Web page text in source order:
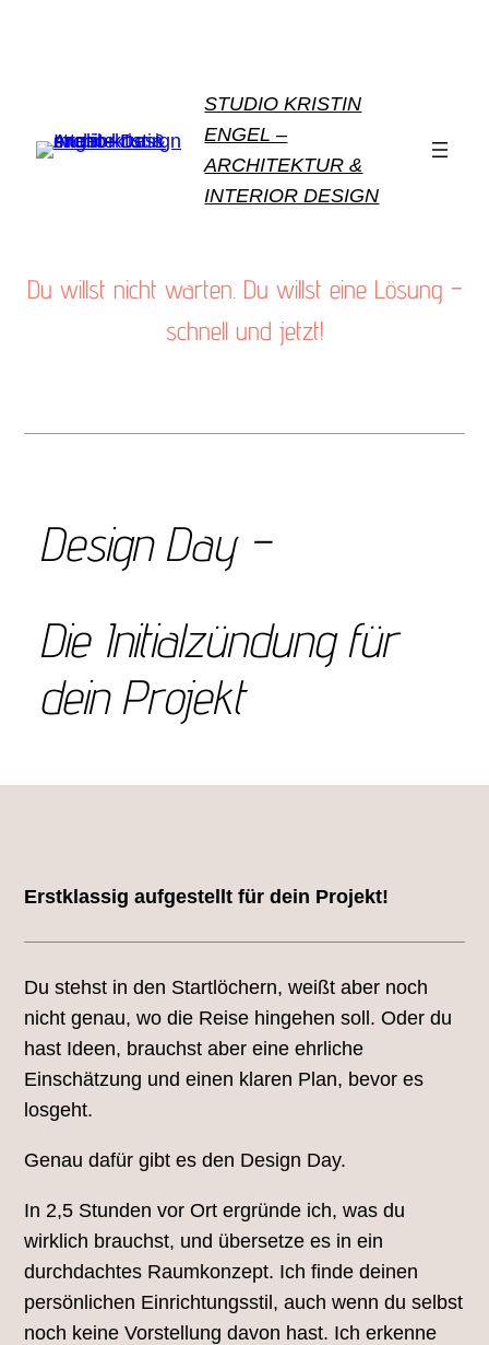
STUDIO KRISTIN
ENGEL –
ARCHITEKTUR &
INTERIOR DESIGN
Du willst nicht warten. Du willst eine Lösung –
schnell und jetzt!
Design Day –
Die Initialzündung für
dein Projekt
Erstklassig aufgestellt für dein Projekt!
Du stehst in den Startlöchern, weißt aber noch
nicht genau, wo die Reise hingehen soll. Oder du
hast Ideen, brauchst aber eine ehrliche
Einschätzung und einen klaren Plan, bevor es
losgeht.
Genau dafür gibt es den Design Day.
In 2,5 Stunden vor Ort ergründe ich, was du
wirklich brauchst, und übersetze es in ein
durchdachtes Raumkonzept. Ich finde deinen
persönlichen Einrichtungsstil, auch wenn du selbst
noch keine Vorstellung davon hast. Ich erkenne